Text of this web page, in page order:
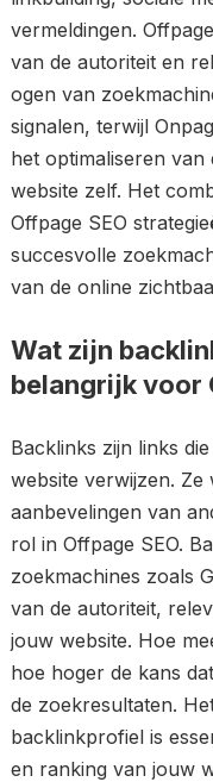
vermeldingen.
van de autoriteit en
ogen van
signalen, terwijl
het optimaliseren
website zelf. Het
Offpage SEO
succesvolle
van de online
Wat zijn
belangrijk voor
Backlinks zijn links
website verwijzen.
aanbevelingen van
rol in Offpage SEO.
zoekmachines zoals
van de autoriteit,
jouw website. Hoe
hoe hoger de kans
de zoekresultaten.
backlinkprofiel is
en ranking van jouw